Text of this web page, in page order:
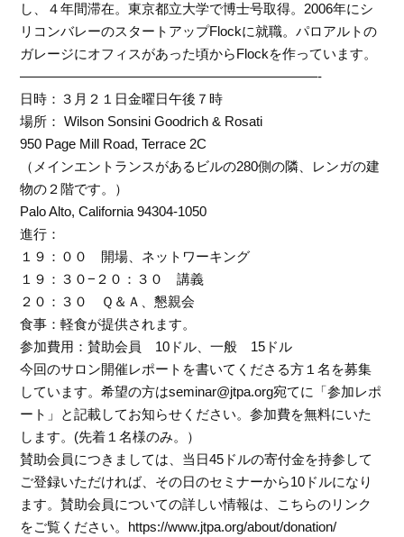
し、４年間滞在。東京都立大学で博士号取得。2006年にシ
リコンバレーのスタートアップFlockに就職。パロアルトの
ガレージにオフィスがあった頃からFlockを作っています。
——————————————————————-
日時：３月２１日金曜日午後７時
場所： Wilson Sonsini Goodrich & Rosati
950 Page Mill Road, Terrace 2C
（メインエントランスがあるビルの280側の隣、レンガの建
物の２階です。）
Palo Alto, California 94304-1050
進行：
１９：００ 開場、ネットワーキング
１９：３０−２０：３０ 講義
２０：３０ Ｑ＆Ａ、懇親会
食事：軽食が提供されます。
参加費用：賛助会員 10ドル、一般 15ドル
今回のサロン開催レポートを書いてくださる方１名を募集
しています。希望の方はseminar@jtpa.org宛てに「参加レポ
ート」と記載してお知らせください。参加費を無料にいた
します。(先着１名様のみ。）
賛助会員につきましては、当日45ドルの寄付金を持参して
ご登録いただければ、その日のセミナーから10ドルになり
ます。賛助会員についての詳しい情報は、こちらのリンク
をご覧ください。https://www.jtpa.org/about/donation/